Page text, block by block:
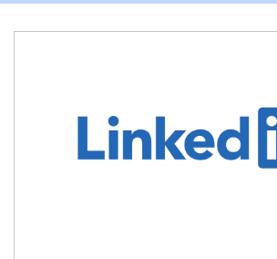
Physikalisches Kolloquium